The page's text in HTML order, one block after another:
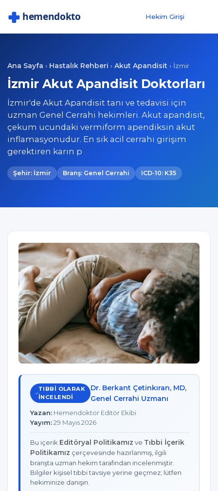
Hekim Girişi
Ana Sayfa › Hastalık Rehberi › Akut Apandisit › İzmir
İzmir Akut Apandisit Doktorları
İzmir'de Akut Apandisit tanı ve tedavisi için
uzman Genel Cerrahi hekimleri. Akut apandisit,
çekum ucundaki vermiform apendiksin akut
inflamasyonudur. En sık acil cerrahi girişim
gerektiren karın p
Şehir: İzmir Branş: Genel Cerrahi ICD-10: K35
TIBBI OLARAK
INCELENDI
Dr. Berkant Çetinkıran, MD,
Genel Cerrahi Uzmanı
Yazan: Hemendoktor Editör Ekibi
Yayım:29 Mayıs 2026
Bu içerik Editöryal Politikamız ve Tıbbi İçerik
Politikamız çerçevesinde hazırlanmış, ilgili
branşta uzman hekim tarafından incelenmiştir.
Bilgiler kişisel tıbbi tavsiye yerine geçmez; lütfen
hekiminize danışın.